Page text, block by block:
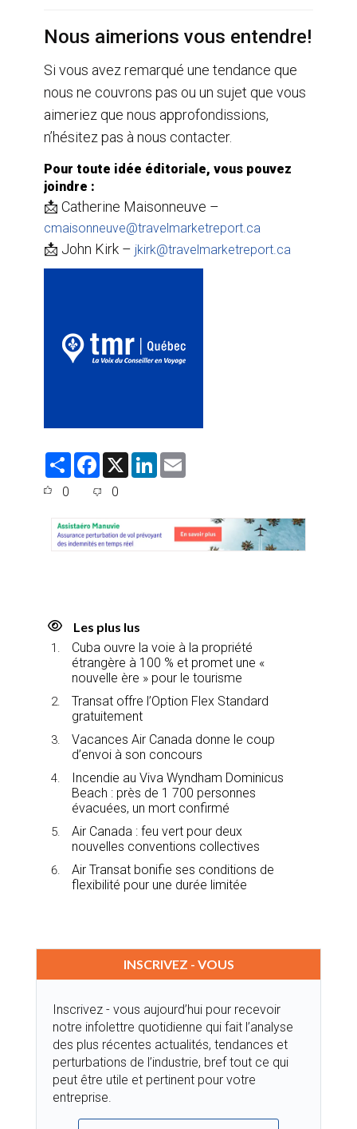
Nous aimerions vous entendre!
Si vous avez remarqué une tendance que
nous ne couvrons pas ou un sujet que vous
aimeriez que nous approfondissions,
n’hésitez pas à nous contacter.
Pour toute idée éditoriale, vous pouvez
joindre :
📩 Catherine Maisonneuve –
cmaisonneuve@travelmarketreport.ca
📩 John Kirk – jkirk@travelmarketreport.ca
S
F
e
o
o
k
X
L
I
0 0
Les plus lus
Cuba ouvre la voie à la propriété
étrangère à 100 % et promet une «
nouvelle ère » pour le tourisme
Transat offre l’Option Flex Standard
gratuitement
Vacances Air Canada donne le coup
d’envoi à son concours
Incendie au Viva Wyndham Dominicus
Beach : près de 1 700 personnes
évacuées, un mort confirmé
Air Canada : feu vert pour deux
nouvelles conventions collectives
Air Transat bonifie ses conditions de
flexibilité pour une durée limitée
INSCRIVEZ - VOUS
Inscrivez - vous aujourd’hui pour recevoir
notre infolettre quotidienne qui fait l’analyse
des plus récentes actualités, tendances et
perturbations de l’industrie, bref tout ce qui
peut être utile et pertinent pour votre
entreprise.